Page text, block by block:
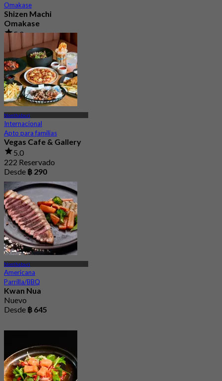
Omakase
Shizen Machi
Omakase
5.0
1.4K Reservado
Desde฿ 590
Nonthaburi
Internacional
Apto para familias
Vegas Cafe & Gallery
5.0
222 Reservado
Desde ฿ 290
Nonthaburi
Americana
Parrilla/BBQ
Kwan Nua
Nuevo
Desde ฿ 645